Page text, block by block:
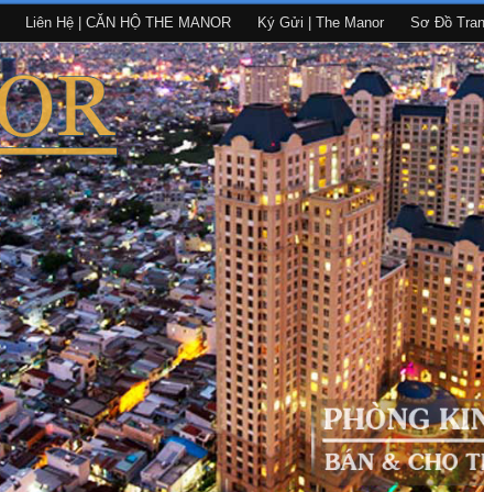
Liên Hệ | CĂN HỘ THE MANOR Ký Gửi | The Manor Sơ Đồ